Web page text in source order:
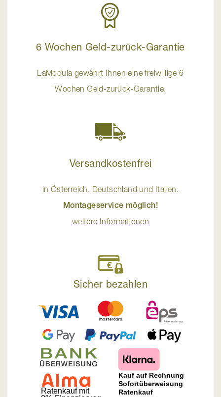
6 Wochen Geld-zurück-Garantie
LaModula gewährt Ihnen eine freiwillige 6
Wochen Geld-zurück-Garantie.
Versandkostenfrei
in Österreich, Deutschland und Italien.
Montageservice möglich!
weitere Informationen
Sicher bezahlen